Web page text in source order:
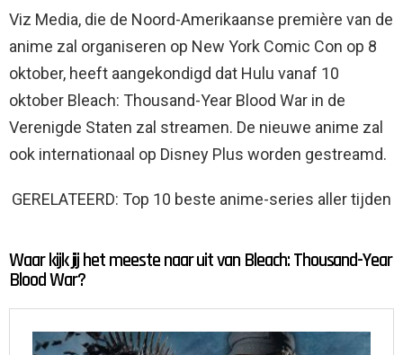
Viz Media, die de Noord-Amerikaanse première van de
anime zal organiseren op New York Comic Con op 8
oktober, heeft aangekondigd dat Hulu vanaf 10
oktober Bleach: Thousand-Year Blood War in de
Verenigde Staten zal streamen. De nieuwe anime zal
ook internationaal op Disney Plus worden gestreamd.
GERELATEERD: Top 10 beste anime-series aller tijden
Waar kijk jij het meeste naar uit van Bleach: Thousand-Year
Blood War?